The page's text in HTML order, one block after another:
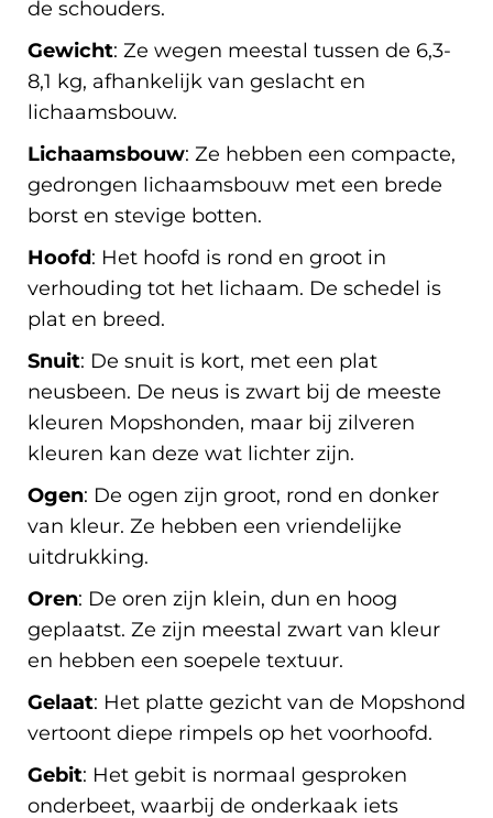
de schouders.
Gewicht: Ze wegen meestal tussen de 6,3-
8,1 kg, afhankelijk van geslacht en
lichaamsbouw.
Lichaamsbouw: Ze hebben een compacte,
gedrongen lichaamsbouw met een brede
borst en stevige botten.
Hoofd: Het hoofd is rond en groot in
verhouding tot het lichaam. De schedel is
plat en breed.
Snuit: De snuit is kort, met een plat
neusbeen. De neus is zwart bij de meeste
kleuren Mopshonden, maar bij zilveren
kleuren kan deze wat lichter zijn.
Ogen: De ogen zijn groot, rond en donker
van kleur. Ze hebben een vriendelijke
uitdrukking.
Oren: De oren zijn klein, dun en hoog
geplaatst. Ze zijn meestal zwart van kleur
en hebben een soepele textuur.
Gelaat: Het platte gezicht van de Mopshond
vertoont diepe rimpels op het voorhoofd.
Gebit: Het gebit is normaal gesproken
onderbeet, waarbij de onderkaak iets